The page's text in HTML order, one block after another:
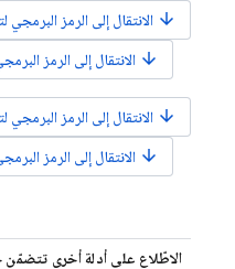
arrow_downward الانتقال إلى الرمز
arrow_downward الانتقال إلى الرمز
arrow_downward الانتقال إلى الرمز البرمجي
arrow_downward الانتقال إلى الرمز
الاطّلاع على أدلة أخرى تتضمّن